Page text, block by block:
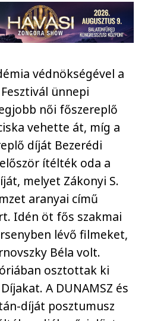
védnökségével a
ünnepi
női főszereplő
vehette át, míg a
díját Bezerédi
ítélték oda a
melyet Zákonyi S.
aranyai című
Idén öt fős szakmai
lévő filmeket,
Béla volt.
osztottak ki
A DUNAMSZ és
díját posztumusz